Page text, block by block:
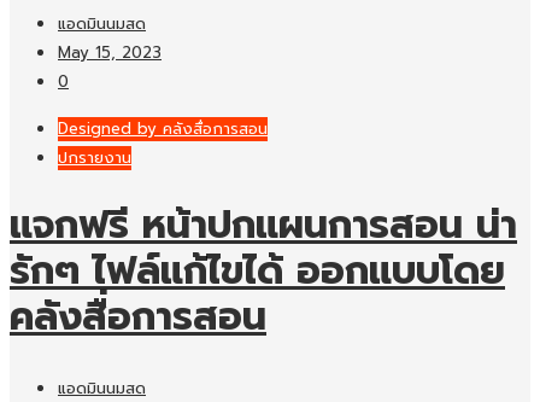
แอดมินนมสด
May 15, 2023
0
Designed by คลังสื่อการสอน
ปกรายงาน
แจกฟรี หน้าปกแผนการสอน น่า
รักๆ ไฟล์แก้ไขได้ ออกแบบโดย
คลังสื่อการสอน
แอดมินนมสด